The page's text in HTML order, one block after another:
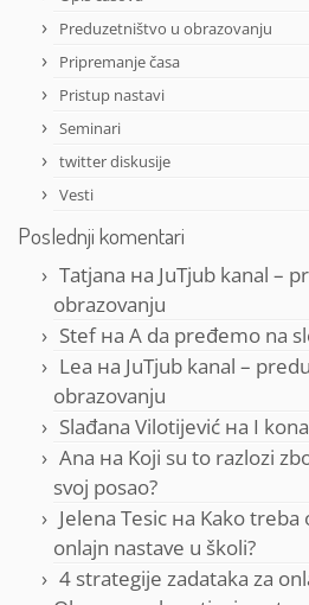
Preduzetništvo u obrazovanju
Pripremanje časa
Pristup nastavi
Seminari
twitter diskusije
Vesti
Poslednji komentari
Tatjana на JuTjub kanal –
obrazovanju
Stefна A da pređemo na
Lea на JuTjub kanal –
obrazovanju
Slađana Vilotijević на I
Ana на Koji su to razlozi
svoj posao?
Jelena Tesic на Kako treba
onlajn nastave u školi?
4 strategije zadataka za